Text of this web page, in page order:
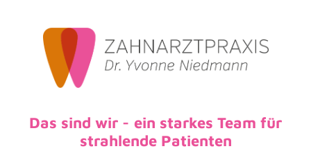
Das sind wir - ein starkes Team für
strahlende Patienten